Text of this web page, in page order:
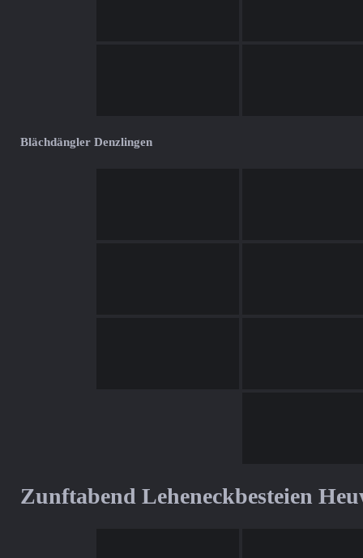
Blächdängler Denzlingen
Zunftabend Leheneckbesteien